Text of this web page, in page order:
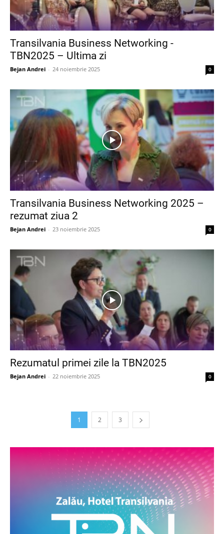
Transilvania Business Networking -
TBN2025 – Ultima zi
Bejan Andrei - 24 noiembrie 2025 0
Transilvania Business Networking 2025 –
rezumat ziua 2
Bejan Andrei - 23 noiembrie 2025 0
Rezumatul primei zile la TBN2025
Bejan Andrei - 22 noiembrie 2025 0
1 2 3